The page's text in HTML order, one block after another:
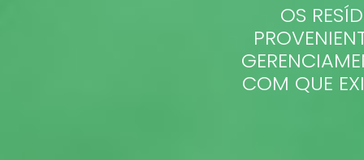
OS
COM QUE